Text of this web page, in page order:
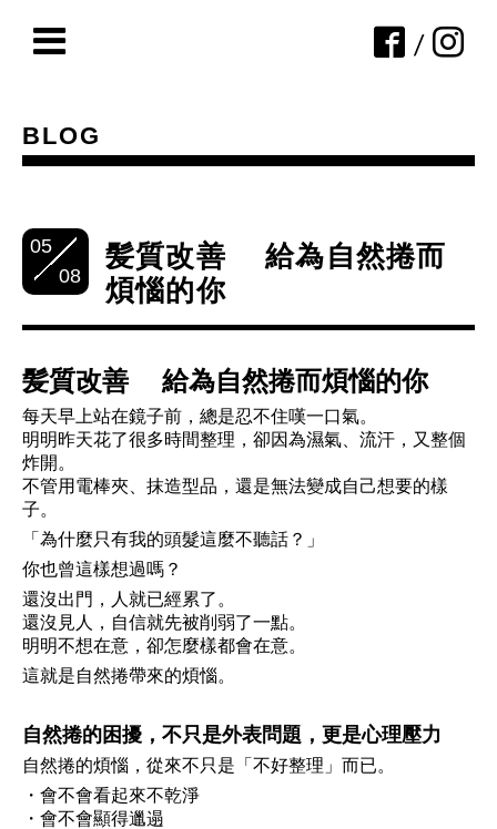
/
BLOG
05
08
髪質改善 給為自然捲而
煩惱的你
髪質改善 給為自然捲而煩惱的你
每天早上站在鏡子前，總是忍不住嘆一口氣。
明明昨天花了很多時間整理，卻因為濕氣、流汗，又整個
炸開。
不管用電棒夾、抹造型品，還是無法變成自己想要的樣
子。
「為什麼只有我的頭髮這麼不聽話？」
你也曾這樣想過嗎？
還沒出門，人就已經累了。
還沒見人，自信就先被削弱了一點。
明明不想在意，卻怎麼樣都會在意。
這就是自然捲帶來的煩惱。
自然捲的困擾，不只是外表問題，更是心理壓力
自然捲的煩惱，從來不只是「不好整理」而已。
・會不會看起來不乾淨
・會不會顯得邋遢